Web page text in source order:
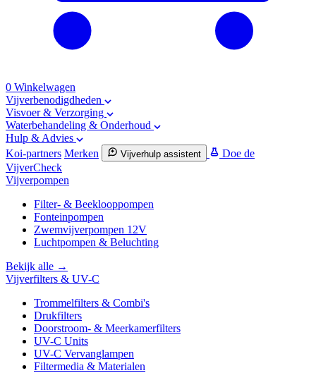
0 Winkelwagen
Vijverbenodigdheden
Visvoer & Verzorging
Waterbehandeling & Onderhoud
Hulp & Advies
Koi-partners Merken Vijverhulp assistent
Doe de
VijverCheck
Vijverpompen
Filter- & Beeklooppompen
Fonteinpompen
Zwemvijverpompen 12V
Luchtpompen & Beluchting
Bekijk alle →
Vijverfilters & UV-C
Trommelfilters & Combi's
Drukfilters
Doorstroom- & Meerkamerfilters
UV-C Units
UV-C Vervanglampen
Filtermedia & Materialen